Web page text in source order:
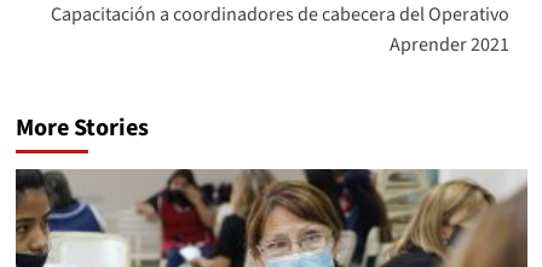
Capacitación a coordinadores de cabecera del Operativo
Aprender 2021
More Stories